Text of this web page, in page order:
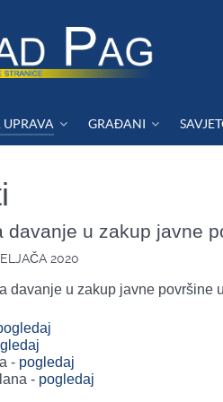
UPRAVA GRAĐANI
davanje u zakup javne
2020
davanje u zakup javne površine
- pogledaj
- pogledaj